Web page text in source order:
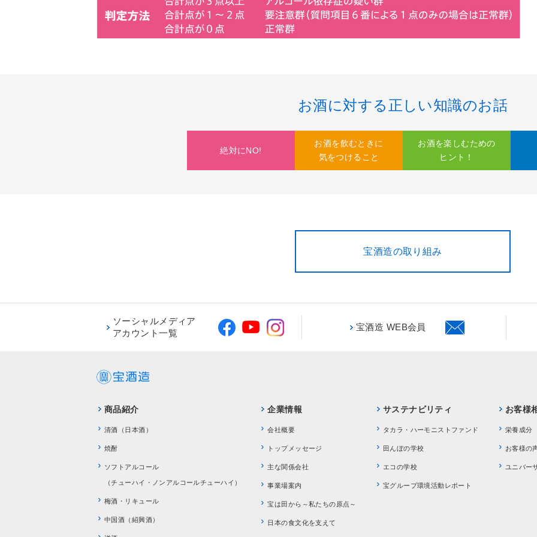
お酒に対する正しい知識のお話
絶対にNO!
お酒を飲むときに
気をつけること
お酒を楽しむための
ヒント！
宝酒造の取り組み
ソーシャルメディア
アカウント一覧
宝酒造 WEB会員
商品紹介
清酒（日本酒）
焼酎
ソフトアルコール
（チューハイ・ノンアルコールチューハイ）
梅酒・リキュール
中国酒（紹興酒）
企業情報
会社概要
トップメッセージ
主な関係会社
事業場案内
宝は田から～私たちの原点～
日本の食文化を支えて
サステナビリティ
タカラ・ハーモニストファンド
田んぼの学校
エコの学校
宝グループ環境活動レポート
お客様
栄養成分
お客様の
ユニバー